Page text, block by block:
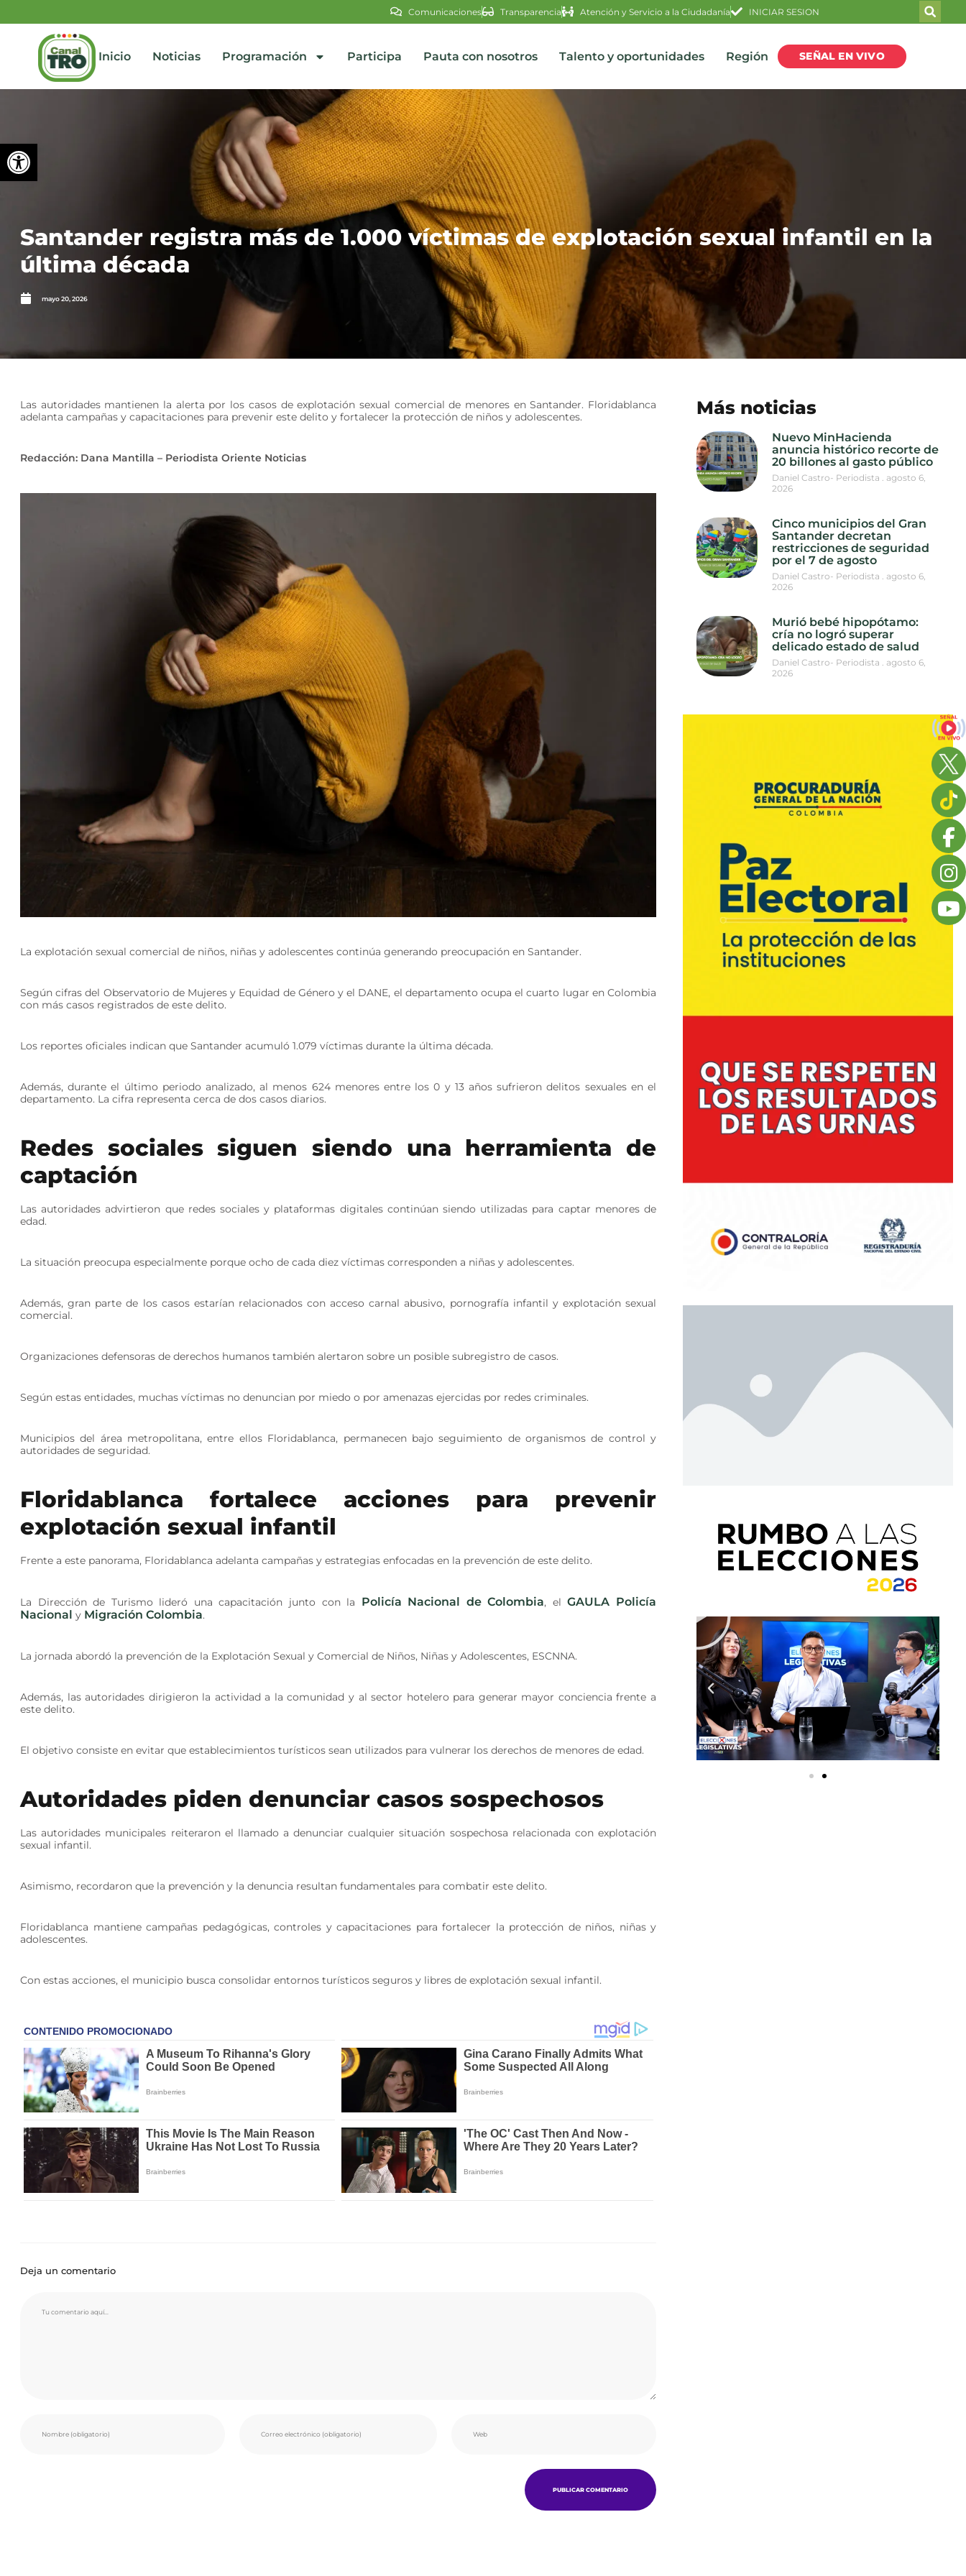
Abrir barra de herramientas
Comunicaciones Transparencia Atención y Servicio a la Ciudadanía INICIAR SESION
Inicio Noticias Programación Participa Pauta con nosotros Talento y oportunidades Región SEÑAL EN VIVO
Santander registra más de 1.000 víctimas de explotación sexual infantil en la
última década
mayo 20, 2026
Las autoridades mantienen la alerta por los casos de explotación sexual comercial de menores en Santander. Floridablanca
adelanta campañas y capacitaciones para prevenir este delito y fortalecer la protección de niños y adolescentes.
Redacción: Dana Mantilla – Periodista Oriente Noticias
La explotación sexual comercial de niños, niñas y adolescentes continúa generando preocupación en Santander.
Según cifras del Observatorio de Mujeres y Equidad de Género y el DANE, el departamento ocupa el cuarto lugar en Colombia
con más casos registrados de este delito.
Los reportes oficiales indican que Santander acumuló 1.079 víctimas durante la última década.
Además, durante el último periodo analizado, al menos 624 menores entre los 0 y 13 años sufrieron delitos sexuales en el
departamento. La cifra representa cerca de dos casos diarios.
Redes sociales siguen siendo una herramienta de
captación
Las autoridades advirtieron que redes sociales y plataformas digitales continúan siendo utilizadas para captar menores de
edad.
La situación preocupa especialmente porque ocho de cada diez víctimas corresponden a niñas y adolescentes.
Además, gran parte de los casos estarían relacionados con acceso carnal abusivo, pornografía infantil y explotación sexual
comercial.
Organizaciones defensoras de derechos humanos también alertaron sobre un posible subregistro de casos.
Según estas entidades, muchas víctimas no denuncian por miedo o por amenazas ejercidas por redes criminales.
Municipios del área metropolitana, entre ellos Floridablanca, permanecen bajo seguimiento de organismos de control y
autoridades de seguridad.
Floridablanca fortalece acciones para prevenir
explotación sexual infantil
Frente a este panorama, Floridablanca adelanta campañas y estrategias enfocadas en la prevención de este delito.
La Dirección de Turismo lideró una capacitación junto con la Policía Nacional de Colombia, elGAULA Policía
Nacional y Migración Colombia.
La jornada abordó la prevención de la Explotación Sexual y Comercial de Niños, Niñas y Adolescentes, ESCNNA.
Además, las autoridades dirigieron la actividad a la comunidad y al sector hotelero para generar mayor conciencia frente a
este delito.
El objetivo consiste en evitar que establecimientos turísticos sean utilizados para vulnerar los derechos de menores de edad.
Autoridades piden denunciar casos sospechosos
Las autoridades municipales reiteraron el llamado a denunciar cualquier situación sospechosa relacionada con explotación
sexual infantil.
Asimismo, recordaron que la prevención y la denuncia resultan fundamentales para combatir este delito.
Floridablanca mantiene campañas pedagógicas, controles y capacitaciones para fortalecer la protección de niños, niñas y
adolescentes.
Con estas acciones, el municipio busca consolidar entornos turísticos seguros y libres de explotación sexual infantil.
Deja un comentario
Más noticias
Nuevo MinHacienda
anuncia histórico recorte de
20 billones al gasto público
Daniel Castro- Periodista
agosto 6,
2026
Cinco municipios del Gran
Santander decretan
restricciones de seguridad
por el 7 de agosto
Daniel Castro- Periodista
agosto 6,
2026
Murió bebé hipopótamo:
cría no logró superar
delicado estado de salud
Daniel Castro- Periodista
agosto 6,
2026